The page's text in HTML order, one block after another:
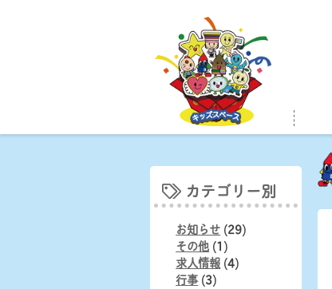
カテゴリー別
お知らせ (29)
その他 (1)
求人情報 (4)
行事(3)